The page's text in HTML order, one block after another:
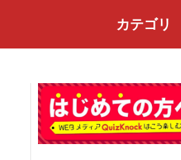
カテゴリ